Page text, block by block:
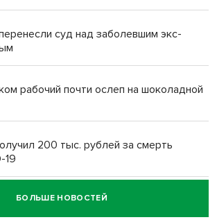
суд над заболевшим экс-
рабочий почти ослеп на шоколадной
200 тыс. рублей за смерть
19
наказал водителя за смерть
БОЛЬШЕ НОВОСТЕЙ